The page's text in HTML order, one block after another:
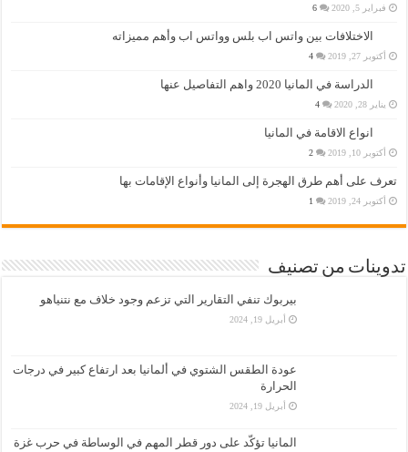
فبراير 5, 2020 6
الاختلافات بين واتس اب بلس وواتس اب وأهم مميزاته
أكتوبر 27, 2019 4
الدراسة في المانيا 2020 واهم التفاصيل عنها
يناير 28, 2020 4
انواع الاقامة في المانيا
أكتوبر 10, 2019 2
تعرف على أهم طرق الهجرة إلى المانيا وأنواع الإقامات بها
أكتوبر 24, 2019 1
تدوينات من تصنيف
بيربوك تنفي التقارير التي تزعم وجود خلاف مع نتنياهو
أبريل 19, 2024
عودة الطقس الشتوي في ألمانيا بعد ارتفاع كبير في درجات
الحرارة
أبريل 19, 2024
المانيا تؤكّد على دور قطر المهم في الوساطة في حرب غزة